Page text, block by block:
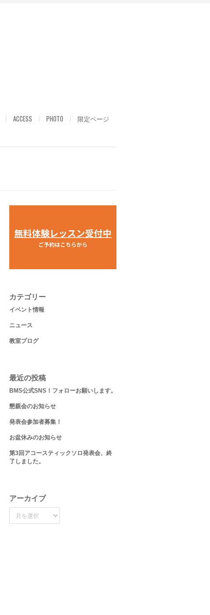
ACCESS PHOTO 限定ページ
カテゴリー
イベント情報
ニュース
教室ブログ
最近の投稿
BMS公式SNS！フォローお願いします。
懇親会のお知らせ
発表会参加者募集！
お盆休みのお知らせ
第3回アコースティックソロ発表会、終
了しました。
アーカイブ